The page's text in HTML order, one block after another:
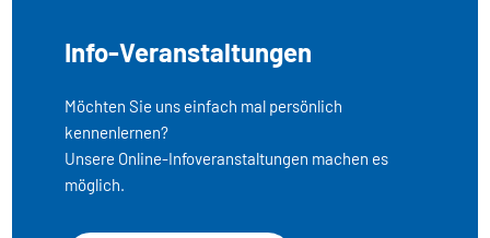
Info-Veranstaltungen
Möchten Sie uns einfach mal persönlich
kennenlernen?
Unsere Online-Infoveranstaltungen machen es
möglich.